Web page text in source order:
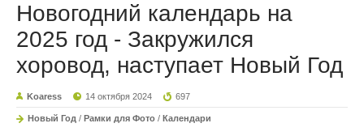
Новогодний календарь на
2025 год - Закружился
хоровод, наступает Новый Год
Koaress 14 октября 2024 697
Новый Год / Рамки для Фото / Календари